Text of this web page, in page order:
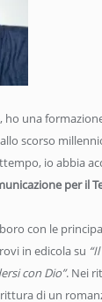
ho una
scorso
io abbia
per il
con le
in edicola su
con Dio”. Nei
di un